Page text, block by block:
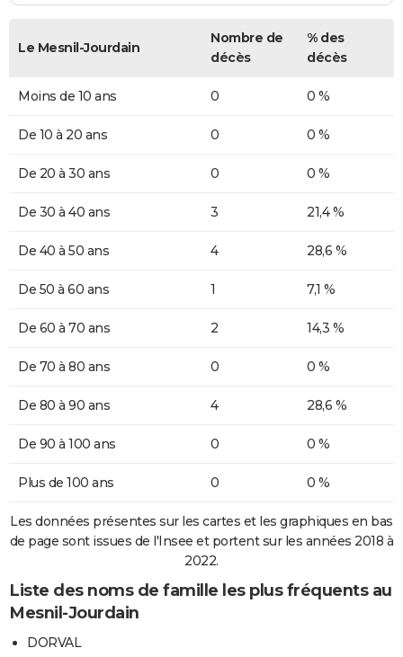
Le Mesnil-Jourdain
Nombre de
décès
% des
décès
Moins de 10 ans 0 0 %
De 10 à 20 ans 0 0 %
De 20 à 30 ans 0 0 %
De 30 à 40 ans 3 21,4 %
De 40 à 50 ans 4 28,6 %
De 50 à 60 ans 1 7,1 %
De 60 à 70 ans 2 14,3 %
De 70 à 80 ans 0 0 %
De 80 à 90 ans 4 28,6 %
De 90 à 100 ans 0 0 %
Plus de 100 ans 0 0 %
Les données présentes sur les cartes et les graphiques en bas
de page sont issues de l'Insee et portent sur les années 2018 à
2022.
Liste des noms de famille les plus fréquents au
Mesnil-Jourdain
DORVAL